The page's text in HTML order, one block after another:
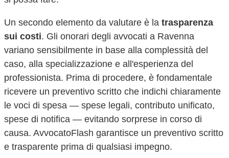
Un secondo elemento da valutare è la trasparenza
sui costi. Gli onorari degli avvocati a Ravenna
variano sensibilmente in base alla complessità del
caso, alla specializzazione e all'esperienza del
professionista. Prima di procedere, è fondamentale
ricevere un preventivo scritto che indichi chiaramente
le voci di spesa — spese legali, contributo unificato,
spese di notifica — evitando sorprese in corso di
causa. AvvocatoFlash garantisce un preventivo scritto
e trasparente prima di qualsiasi impegno.